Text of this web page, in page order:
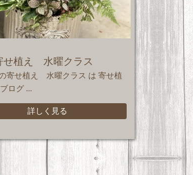
せ植え 水曜クラス
寄せ植え 水曜クラス は 寄せ植
ログ ...
詳しく見る